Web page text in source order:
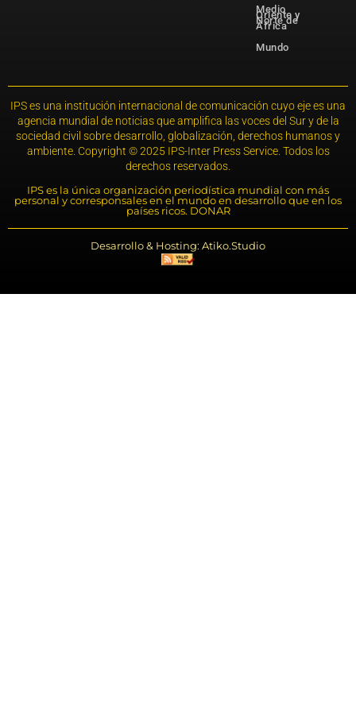
Medio
Oriente y
Norte de
África
Mundo
IPS es una institución internacional de comunicación cuyo eje es una
agencia mundial de noticias que amplifica las voces del Sur y de la
sociedad civil sobre desarrollo, globalización, derechos humanos y
ambiente. Copyright © 2025 IPS-Inter Press Service. Todos los
derechos reservados.
IPS es la única organización periodística mundial con más
personal y corresponsales en el mundo en desarrollo que en los
países ricos. DONAR
Desarrollo & Hosting: Atiko.Studio